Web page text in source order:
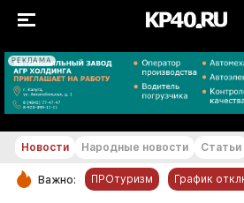
РЕКЛАМА
Новости Народные новости Статьи
Важно: ПРОтуризм График